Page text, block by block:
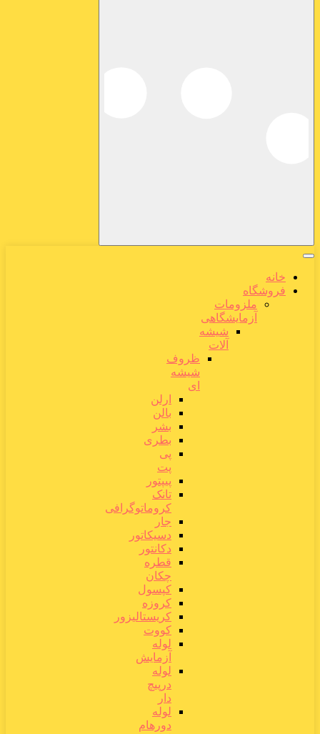
خانه
فروشگاه
ملزومات
آزمایشگاهی
شیشه
آلات
ظروف
شیشه
ای
ارلن
بالن
بشر
بطری
پی
پت
پیپتور
تانک
کروماتوگرافی
جار
دسیکاتور
دکانتور
قطره
چکان
کپسول
کروزه
کریستالیزور
کووت
لوله
آزمایش
لوله
درپیچ
دار
لوله
دورهام